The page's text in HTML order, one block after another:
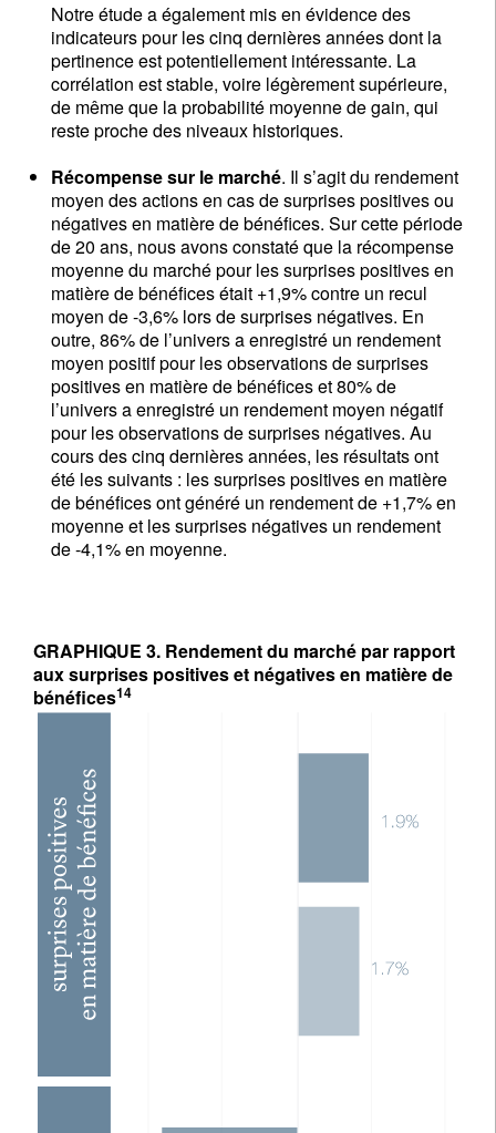
Notre étude a également mis en évidence des
indicateurs pour les cinq dernières années dont la
pertinence est potentiellement intéressante. La
corrélation est stable, voire légèrement supérieure,
de même que la probabilité moyenne de gain, qui
reste proche des niveaux historiques.
Récompense sur le marché. Il s’agit du rendement
moyen des actions en cas de surprises positives ou
négatives en matière de bénéfices. Sur cette période
de 20 ans, nous avons constaté que la récompense
moyenne du marché pour les surprises positives en
matière de bénéfices était +1,9% contre un recul
moyen de -3,6% lors de surprises négatives. En
outre, 86% de l’univers a enregistré un rendement
moyen positif pour les observations de surprises
positives en matière de bénéfices et 80% de
l’univers a enregistré un rendement moyen négatif
pour les observations de surprises négatives. Au
cours des cinq dernières années, les résultats ont
été les suivants : les surprises positives en matière
de bénéfices ont généré un rendement de +1,7% en
moyenne et les surprises négatives un rendement
de -4,1% en moyenne.
GRAPHIQUE 3. Rendement du marché par rapport
aux surprises positives et négatives en matière de
bénéfices14